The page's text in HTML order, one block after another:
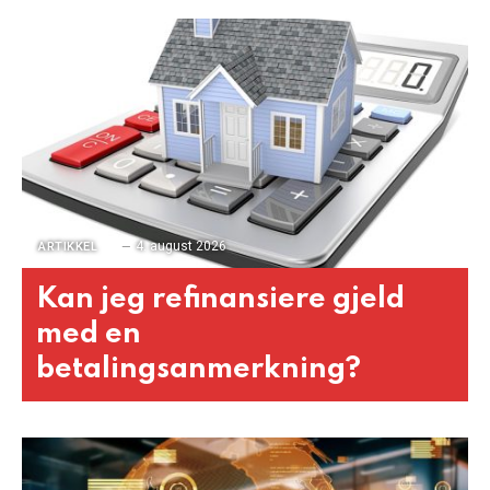
ARTIKKEL 4. august 2026
Kan jeg refinansiere gjeld
med en
betalingsanmerkning?